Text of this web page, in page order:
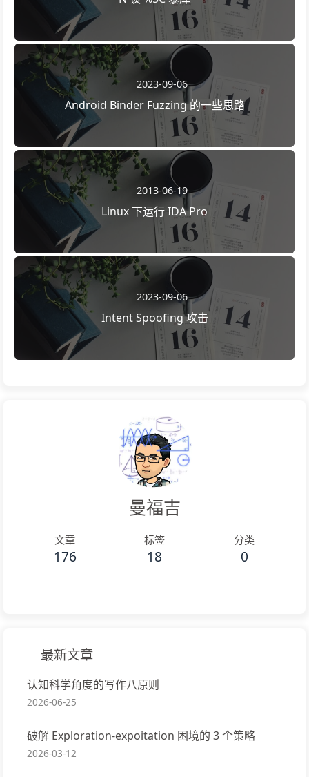
2023-09-06
Android Binder Fuzzing 的一些思路
2013-06-19
Linux 下运行 IDA Pro
2023-09-06
Intent Spoofing 攻击
曼福吉
文章
176
标签
18
分类
0
最新文章
认知科学角度的写作八原则
2026-06-25
破解 Exploration-expoitation 困境的 3 个策略
2026-03-12